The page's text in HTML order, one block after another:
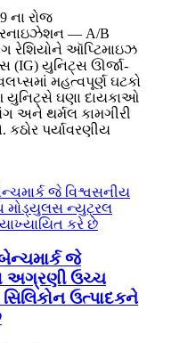
ના રોજ
— A/B
રેશિયોને ઑપ્ટિમાઇઝ
(IG) યુનિટ્સ ઊર્જા-
મહત્વપૂર્ણ ઘટકો
ઘણા દાયકાઓ
અને થર્મલ કામગીરી
પર્યાવરણીય
જે
અગ્રણી ઉચ્ચ
ઉત્પાદકને